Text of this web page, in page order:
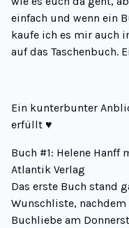
einfach und wenn ein
kaufe ich es mir auch
auf das Taschenbuch.
Ein kunterbunter
erfüllt ♥
Buch #1: Helene Hanff
Atlantik Verlag
Das erste Buch stand
Wunschliste,
Buchliebe am